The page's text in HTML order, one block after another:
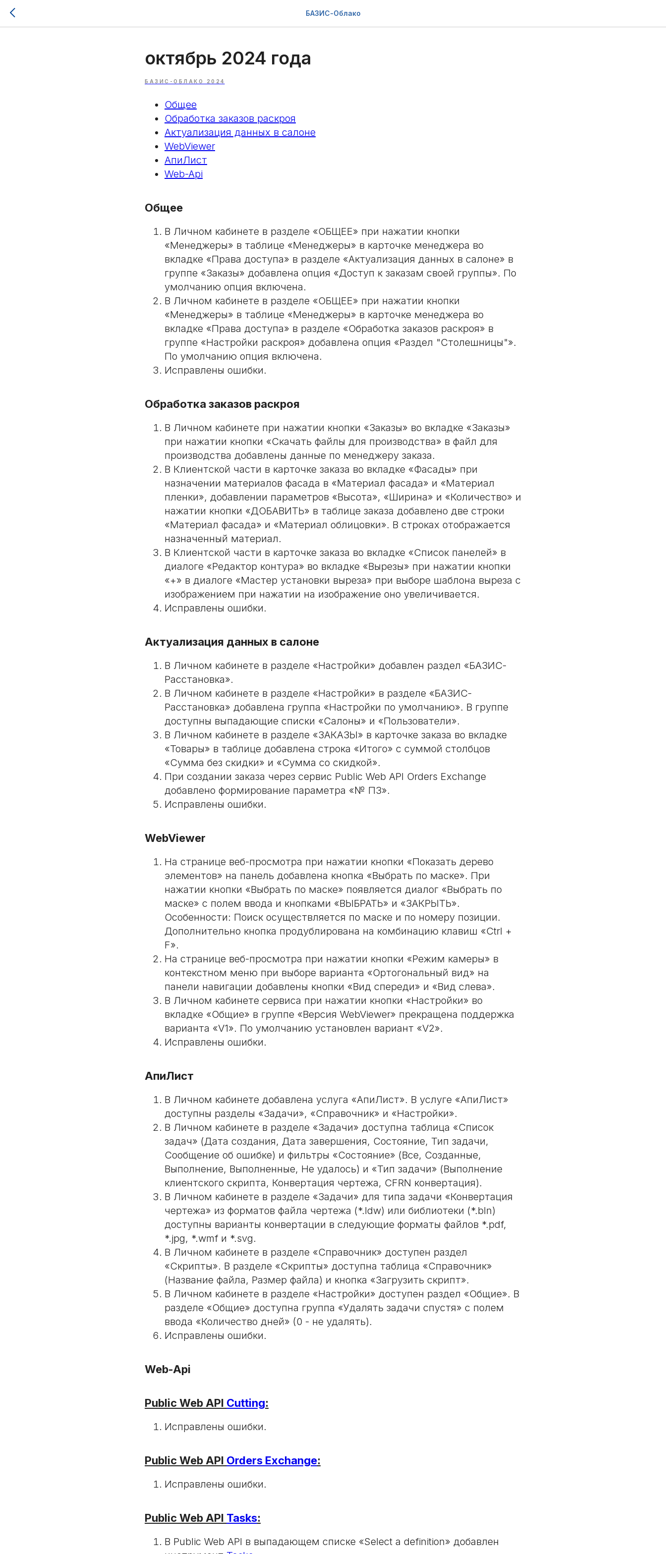
БАЗИС-Облако
октябрь 2024 года
БАЗИС-ОБЛАКО 2024
Общее
Обработка заказов раскроя
Актуализация данных в салоне
WebViewer
АпиЛист
Web-Api
Общее
В Личном кабинете в разделе «ОБЩЕЕ» при нажатии кнопки
«Менеджеры» в таблице «Менеджеры» в карточке менеджера во
вкладке «Права доступа» в разделе «Актуализация данных в салоне» в
группе «Заказы» добавлена опция «Доступ к заказам своей группы». По
умолчанию опция включена.
В Личном кабинете в разделе «ОБЩЕЕ» при нажатии кнопки
«Менеджеры» в таблице «Менеджеры» в карточке менеджера во
вкладке «Права доступа» в разделе «Обработка заказов раскроя» в
группе «Настройки раскроя» добавлена опция «Раздел "Столешницы"».
По умолчанию опция включена.
Исправлены ошибки.
Обработка заказов раскроя
В Личном кабинете при нажатии кнопки «Заказы» во вкладке «Заказы»
при нажатии кнопки «Скачать файлы для производства» в файл для
производства добавлены данные по менеджеру заказа.
В Клиентской части в карточке заказа во вкладке «Фасады» при
назначении материалов фасада в «Материал фасада» и «Материал
пленки», добавлении параметров «Высота», «Ширина» и «Количество» и
нажатии кнопки «ДОБАВИТЬ» в таблице заказа добавлено две строки
«Материал фасада» и «Материал облицовки». В строках отображается
назначенный материал.
В Клиентской части в карточке заказа во вкладке «Список панелей» в
диалоге «Редактор контура» во вкладке «Вырезы» при нажатии кнопки
«+» в диалоге «Мастер установки выреза» при выборе шаблона выреза с
изображением при нажатии на изображение оно увеличивается.
Исправлены ошибки.
Актуализация данных в салоне
В Личном кабинете в разделе «Настройки» добавлен раздел «БАЗИС-
Расстановка».
В Личном кабинете в разделе «Настройки» в разделе «БАЗИС-
Расстановка» добавлена группа «Настройки по умолчанию». В группе
доступны выпадающие списки «Салоны» и «Пользователи».
В Личном кабинете в разделе «ЗАКАЗЫ» в карточке заказа во вкладке
«Товары» в таблице добавлена строка «Итого» с суммой столбцов
«Сумма без скидки» и «Сумма со скидкой».
При создании заказа через сервис Public Web API Orders Exchange
добавлено формирование параметра «№ ПЗ».
Исправлены ошибки.
WebViewer
На странице веб-просмотра при нажатии кнопки «Показать дерево
элементов» на панель добавлена кнопка «Выбрать по маске». При
нажатии кнопки «Выбрать по маске» появляется диалог «Выбрать по
маске» с полем ввода и кнопками «ВЫБРАТЬ» и «ЗАКРЫТЬ».
Особенности: Поиск осуществляется по маске и по номеру позиции.
Дополнительно кнопка продублирована на комбинацию клавиш «Ctrl +
F».
На странице веб-просмотра при нажатии кнопки «Режим камеры» в
контекстном меню при выборе варианта «Ортогональный вид» на
панели навигации добавлены кнопки «Вид спереди» и «Вид слева».
В Личном кабинете сервиса при нажатии кнопки «Настройки» во
вкладке «Общие» в группе «Версия WebViewer» прекращена поддержка
варианта «V1». По умолчанию установлен вариант «V2».
Исправлены ошибки.
АпиЛист
В Личном кабинете добавлена услуга «АпиЛист». В услуге «АпиЛист»
доступны разделы «Задачи», «Справочник» и «Настройки».
В Личном кабинете в разделе «Задачи» доступна таблица «Список
задач» (Дата создания, Дата завершения, Состояние, Тип задачи,
Сообщение об ошибке) и фильтры «Состояние» (Все, Созданные,
Выполнение, Выполненные, Не удалось) и «Тип задачи» (Выполнение
клиентского скрипта, Конвертация чертежа, CFRN конвертация).
В Личном кабинете в разделе «Задачи» для типа задачи «Конвертация
чертежа» из форматов файла чертежа (*.ldw) или библиотеки (*.bln)
доступны варианты конвертации в следующие форматы файлов *.pdf,
*.jpg, *.wmf и *.svg.
В Личном кабинете в разделе «Справочник» доступен раздел
«Скрипты». В разделе «Скрипты» доступна таблица «Справочник»
(Название файла, Размер файла) и кнопка «Загрузить скрипт».
В Личном кабинете в разделе «Настройки» доступен раздел «Общие». В
разделе «Общие» доступна группа «Удалять задачи спустя» с полем
ввода «Количество дней» (0 - не удалять).
Исправлены ошибки.
Web-Api
Public Web API Cutting:
Исправлены ошибки.
Public Web API Orders Exchange:
Исправлены ошибки.
Public Web API Tasks:
В Public Web API в выпадающем списке «Select a definition» добавлен